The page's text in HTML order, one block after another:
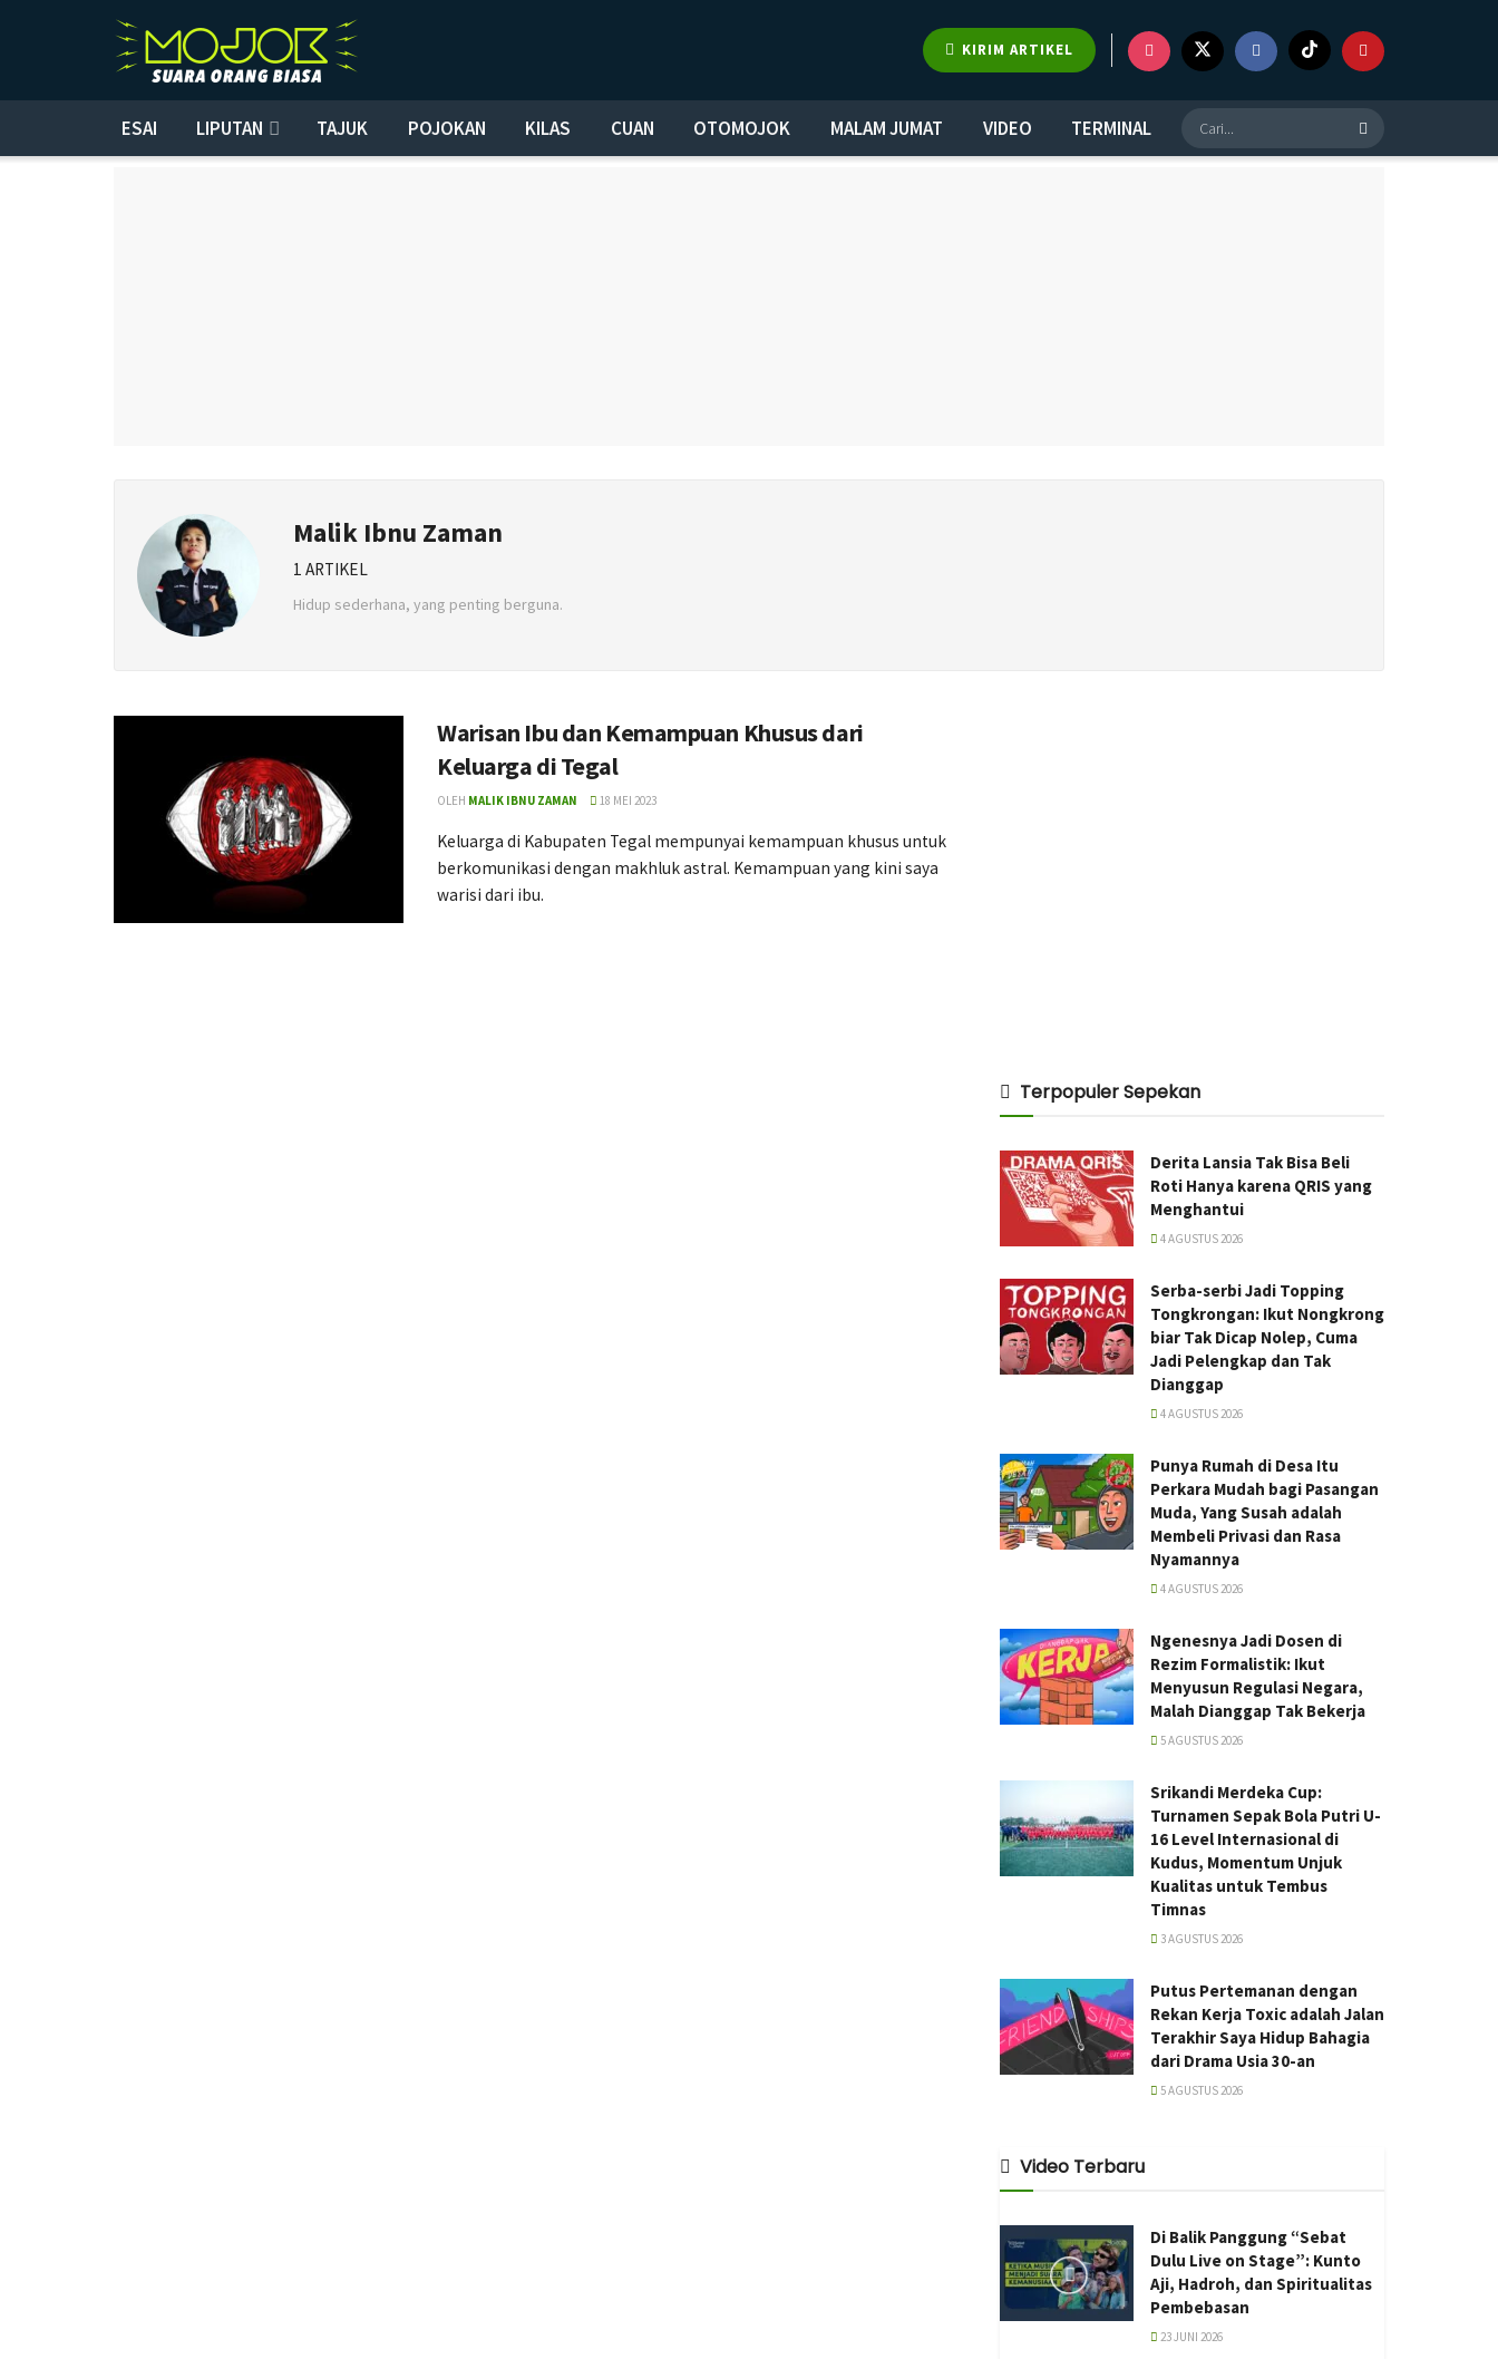
KIRIM ARTIKEL
ESAI LIPUTAN TAJUK POJOKAN KILAS CUAN OTOMOJOK MALAM JUMAT VIDEO TERMINAL
Malik Ibnu Zaman
1 ARTIKEL
Hidup sederhana, yang penting berguna.
Warisan Ibu dan Kemampuan Khusus dari
Keluarga di Tegal
OLEH MALIK IBNU ZAMAN 18 MEI 2023
Keluarga di Kabupaten Tegal mempunyai kemampuan khusus untuk
berkomunikasi dengan makhluk astral. Kemampuan yang kini saya
warisi dari ibu.
Terpopuler Sepekan
Derita Lansia Tak Bisa Beli
Roti Hanya karena QRIS yang
Menghantui
4 AGUSTUS 2026
Serba-serbi Jadi Topping
Tongkrongan: Ikut Nongkrong
biar Tak Dicap Nolep, Cuma
Jadi Pelengkap dan Tak
Dianggap
4 AGUSTUS 2026
Punya Rumah di Desa Itu
Perkara Mudah bagi Pasangan
Muda, Yang Susah adalah
Membeli Privasi dan Rasa
Nyamannya
4 AGUSTUS 2026
Ngenesnya Jadi Dosen di
Rezim Formalistik: Ikut
Menyusun Regulasi Negara,
Malah Dianggap Tak Bekerja
5 AGUSTUS 2026
Srikandi Merdeka Cup:
Turnamen Sepak Bola Putri U-
16 Level Internasional di
Kudus, Momentum Unjuk
Kualitas untuk Tembus
Timnas
3 AGUSTUS 2026
Putus Pertemanan dengan
Rekan Kerja Toxic adalah Jalan
Terakhir Saya Hidup Bahagia
dari Drama Usia 30-an
5 AGUSTUS 2026
Video Terbaru
Di Balik Panggung “Sebat
Dulu Live on Stage”: Kunto
Aji, Hadroh, dan Spiritualitas
Pembebasan
23 JUNI 2026